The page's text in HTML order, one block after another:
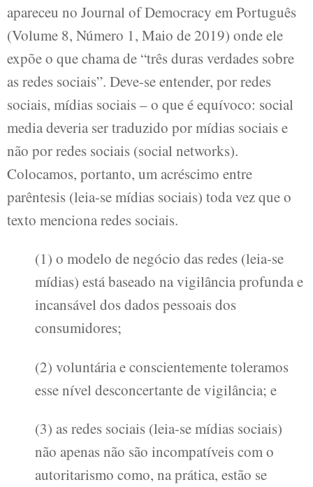
apareceu no Journal of Democracy em Português
(Volume 8, Número 1, Maio de 2019) onde ele
expõe o que chama de “três duras verdades sobre
as redes sociais”. Deve-se entender, por redes
sociais, mídias sociais – o que é equívoco: social
media deveria ser traduzido por mídias sociais e
não por redes sociais (social networks).
Colocamos, portanto, um acréscimo entre
parêntesis (leia-se mídias sociais) toda vez que o
texto menciona redes sociais.
(1) o modelo de negócio das redes (leia-se
mídias) está baseado na vigilância profunda e
incansável dos dados pessoais dos
consumidores;
(2) voluntária e conscientemente toleramos
esse nível desconcertante de vigilância; e
(3) as redes sociais (leia-se mídias sociais)
não apenas não são incompatíveis com o
autoritarismo como, na prática, estão se